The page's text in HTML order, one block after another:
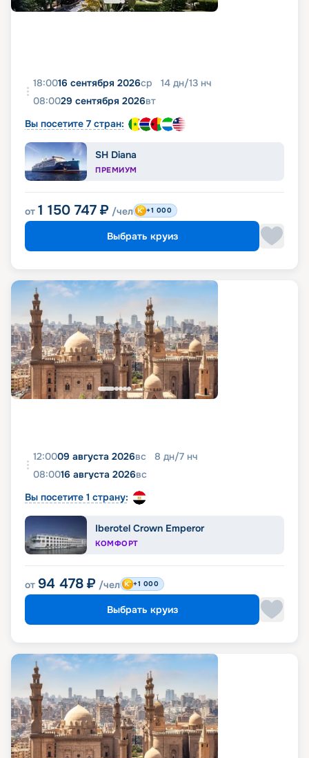
18:0016 сентября 2026ср 14 дн/13 нч
08:0029 сентября 2026вт
Вы посетите 7 стран:
SH Diana
ПРЕМИУМ
от 1 150 747 ₽ /чел +1 000
Выбрать круиз
12:0009 августа 2026вс 8 дн/7 нч
08:0016 августа 2026вс
Вы посетите 1 страну:
Iberotel Crown Emperor
КОМФОРТ
от 94 478 ₽ /чел +1 000
Выбрать круиз